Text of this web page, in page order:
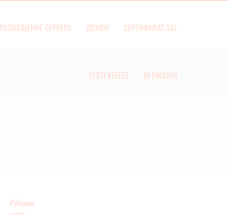
РАЗМЕЩЕНИЕ СЕРВЕРА ДОМЕН СЕРТИФИКАТ SSL
EESTI KEELES IN ENGLISH
Рубрики